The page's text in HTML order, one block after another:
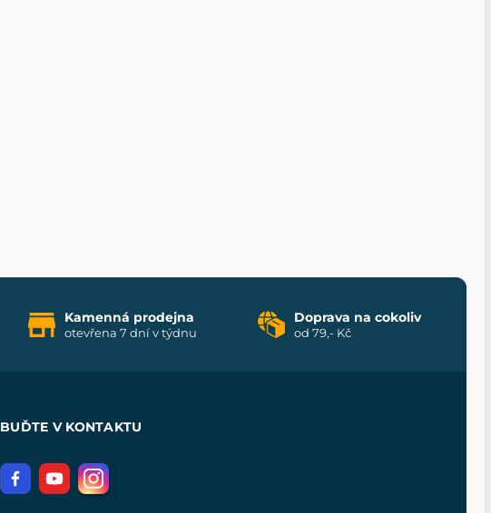
Kamenná prodejna
otevřena 7 dní v týdnu
Doprava na cokoliv
od 79,- Kč
BUĎTE V KONTAKTU